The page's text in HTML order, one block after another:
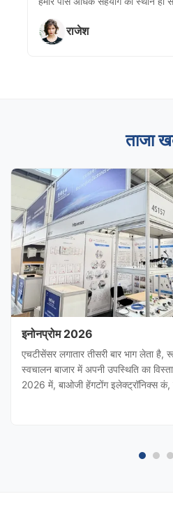
राजेश
ताजा
इनोनप्रोम 2026
एचटीसेंसर लगातार तीसरी बार भाग लेता है,
स्वचालन बाजार में अपनी उपस्थिति का
2026 में, बाओजी हेंगटोंग इलेक्ट्रॉनिक्स कं,